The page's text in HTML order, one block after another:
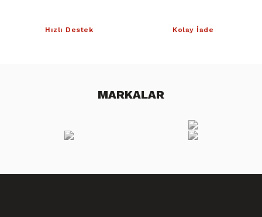
Hızlı Destek Kolay İade
MARKALAR